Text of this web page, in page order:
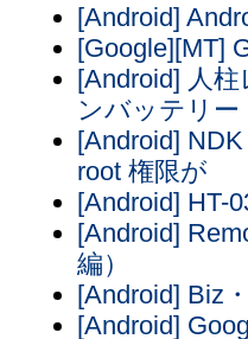
[Android]
[Google][MT]
[Android] 人
ンバッテリー
[Android]
root 権限が
[Android] HT-
[Android]
編）
[Android] Biz
[Android]